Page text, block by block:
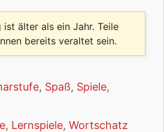
ist älter als ein Jahr. Teile
bereits veraltet sein.
, Spaß, Spiele,
, Lernspiele, Wortschatz